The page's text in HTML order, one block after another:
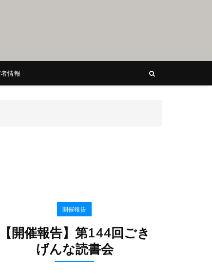
情報
開催報告
【開催報告】第144回ごき
げんな読書会